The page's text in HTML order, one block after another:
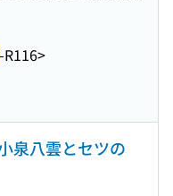
-R116>
泉八雲とセツの